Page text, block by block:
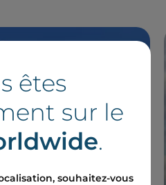
êtes
sur le
.
souhaitez-vous